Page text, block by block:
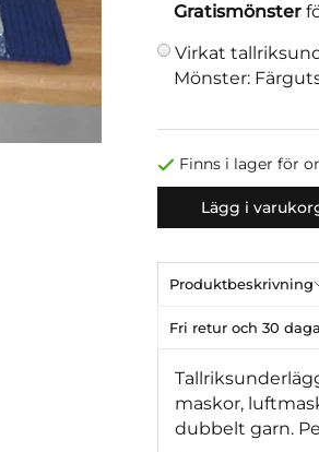
Gratismönster
Virkat
Mönster:
Finns i lager för
Lägg i
Produktbeskrivning
Fri retur och 30
maskor,
dubbelt garn.